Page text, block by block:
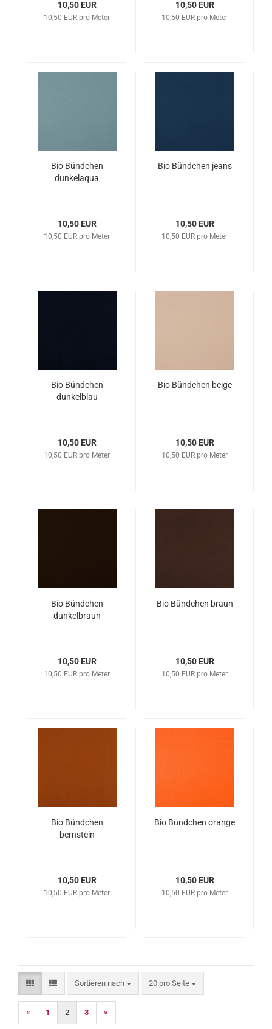
10,50 EUR
10,50 EUR pro Meter
10,50 EUR
10,50 EUR pro Meter
Bio Bündchen
dunkelaqua
10,50 EUR
10,50 EUR pro Meter
Bio Bündchen jeans
10,50 EUR
10,50 EUR pro Meter
Bio Bündchen
dunkelblau
10,50 EUR
10,50 EUR pro Meter
Bio Bündchen beige
10,50 EUR
10,50 EUR pro Meter
Bio Bündchen
dunkelbraun
10,50 EUR
10,50 EUR pro Meter
Bio Bündchen braun
10,50 EUR
10,50 EUR pro Meter
Bio Bündchen
bernstein
10,50 EUR
10,50 EUR pro Meter
Bio Bündchen orange
10,50 EUR
10,50 EUR pro Meter
Sortieren nach
Sortieren nach 20 pro Seite
pro Seite
« 1 2 3 »